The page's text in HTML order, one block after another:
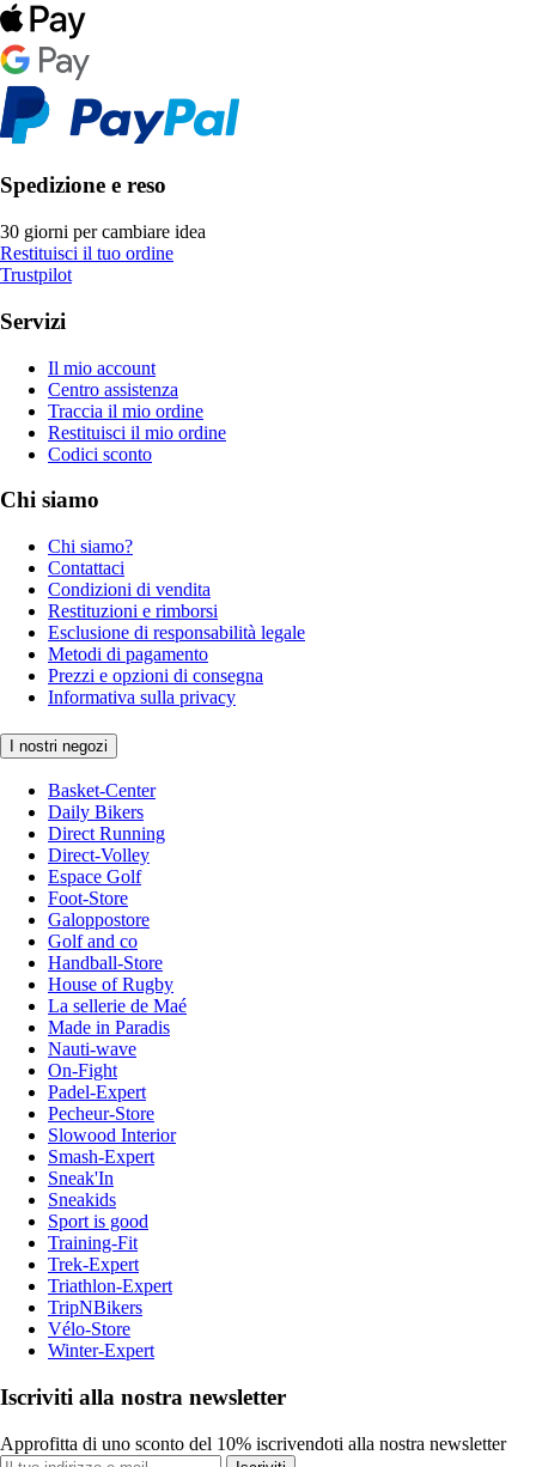
Spedizione e reso
30 giorni per cambiare idea
Restituisci il tuo ordine
Trustpilot
Servizi
Il mio account
Centro assistenza
Traccia il mio ordine
Restituisci il mio ordine
Codici sconto
Chi siamo
Chi siamo?
Contattaci
Condizioni di vendita
Restituzioni e rimborsi
Esclusione di responsabilità legale
Metodi di pagamento
Prezzi e opzioni di consegna
Informativa sulla privacy
I nostri negozi
Basket-Center
Daily Bikers
Direct Running
Direct-Volley
Espace Golf
Foot-Store
Galoppostore
Golf and co
Handball-Store
House of Rugby
La sellerie de Maé
Made in Paradis
Nauti-wave
On-Fight
Padel-Expert
Pecheur-Store
Slowood Interior
Smash-Expert
Sneak'In
Sneakids
Sport is good
Training-Fit
Trek-Expert
Triathlon-Expert
TripNBikers
Vélo-Store
Winter-Expert
Iscriviti alla nostra newsletter
Approfitta di uno sconto del 10% iscrivendoti alla nostra newsletter